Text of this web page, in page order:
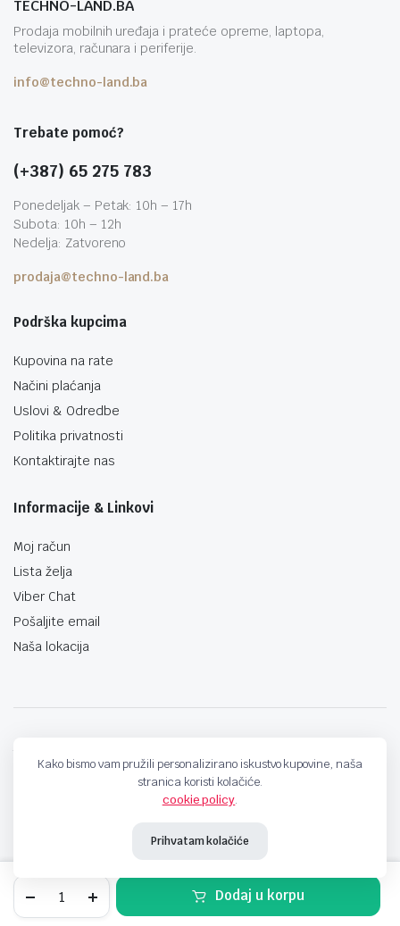
15mmx33m
Dodaj u korpu
TECHNO-LAND.BA
Prodaja mobilnih uređaja i prateće opreme, laptopa,
televizora, računara i periferije.
info@techno-land.ba
Trebate pomoć?
(+387) 65 275 783
Ponedeljak – Petak: 10h – 17h
Subota: 10h – 12h
Nedelja: Zatvoreno
prodaja@techno-land.ba
Podrška kupcima
Kupovina na rate
Načini plaćanja
Uslovi & Odredbe
Politika privatnosti
Kontaktirajte nas
Informacije & Linkovi
Moj račun
Lista želja
Viber Chat
Pošaljite email
Naša lokacija
Kako bismo vam pružili personalizirano iskustvo kupovine, naša
stranica koristi kolačiće.
cookie policy.
Prihvatam kolačiće
STORE SEARCH WISHLIST ACCOUNT CATEGORIES